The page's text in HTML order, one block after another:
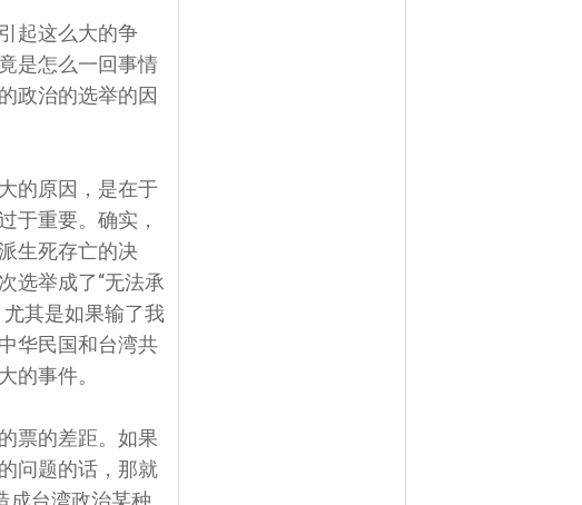
起这么大的争
是怎么一回事情
政治的选举的因
的原因，是在于
于重要。确实，
生死存亡的决
选举成了“无法承
其是如果输了我
华民国和台湾共
的事件。
票的差距。如果
问题的话，那就
成台湾政治某种